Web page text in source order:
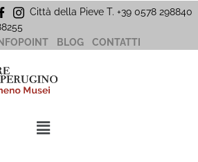
Città della Pieve T. +39 0578 298840
INFOPOINT
BLOG CONTATTI
Menu